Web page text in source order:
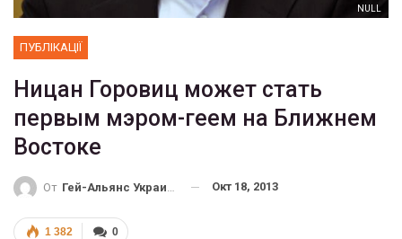
NULL
ПУБЛІКАЦІЇ
Ницан Горовиц может стать
первым мэром-геем на Ближнем
Востоке
От Гей-Альянс Украина Окт 18, 2013
0
1 382